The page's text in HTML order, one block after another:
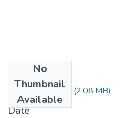
No
Thumbnail
Available
بوخالفة مسعود.pdf(2.08 MB)
Date